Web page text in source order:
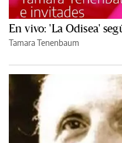
En vivo: 'La Odisea'
Tamara Tenenbaum